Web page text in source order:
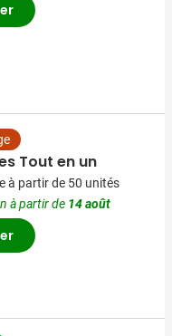
Tout en un
à partir de 50 unités
à partir de 14 août